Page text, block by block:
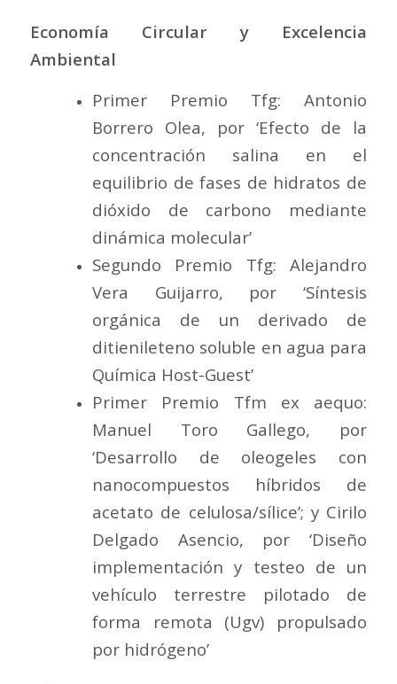
Economía Circular y Excelencia
Ambiental
Primer Premio Tfg: Antonio
Borrero Olea, por ‘Efecto de la
concentración salina en el
equilibrio de fases de hidratos de
dióxido de carbono mediante
dinámica molecular’
Segundo Premio Tfg: Alejandro
Vera Guijarro, por ‘Síntesis
orgánica de un derivado de
ditienileteno soluble en agua para
Química Host-Guest’
Primer Premio Tfm ex aequo:
Manuel Toro Gallego, por
‘Desarrollo de oleogeles con
nanocompuestos híbridos de
acetato de celulosa/sílice’; y Cirilo
Delgado Asencio, por ‘Diseño
implementación y testeo de un
vehículo terrestre pilotado de
forma remota (Ugv) propulsado
por hidrógeno’